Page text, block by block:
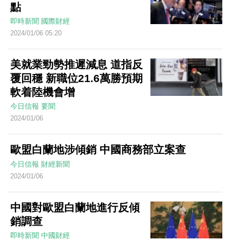
點
即時新聞 國際財經
2024/01/06 05:20
美就業勁勢推遲減息 道指反
覆回穩 新職位21.6萬勝預期
軟着陸機會增
今日信報 要聞
2024/01/06
歐盟白蘭地涉傾銷 中國商務部立案查
今日信報 財經新聞
2024/01/06
中國對歐盟白蘭地進行反傾
銷調查
即時新聞 中國財經